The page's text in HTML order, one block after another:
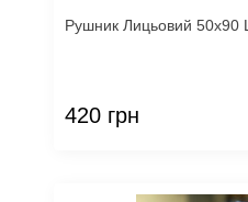
Рушник Лицьовий 50х90
420 грн